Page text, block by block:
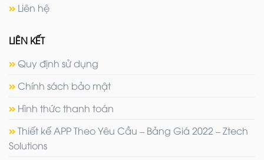
Liên hệ
LIÊN KẾT
Quy định sử dụng
Chính sách bảo mật
Hình thức thanh toán
Thiết kế APP Theo Yêu Cầu – Bảng Giá 2022 – Ztech
Solutions